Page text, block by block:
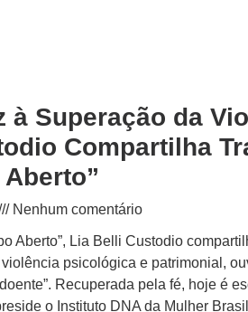
à Superação da
Compartilha
Nenhum comentário
Aberto”, Lia Belli Custodio
psicológica e patrimonial,
Recuperada pela fé, hoje é
o Instituto DNA da Mulher